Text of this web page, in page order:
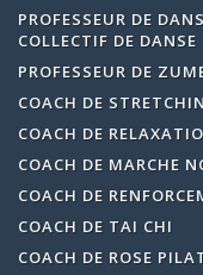
PROFESSEUR DE
COLLECTIF DE DANSE
PROFESSEUR DE
COACH DE
COACH DE
COACH DE MARCHE
COACH DE
COACH DE TAI CHI
COACH DE ROSE